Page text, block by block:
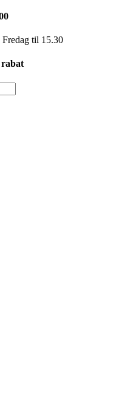
​​til 15.30
rabat